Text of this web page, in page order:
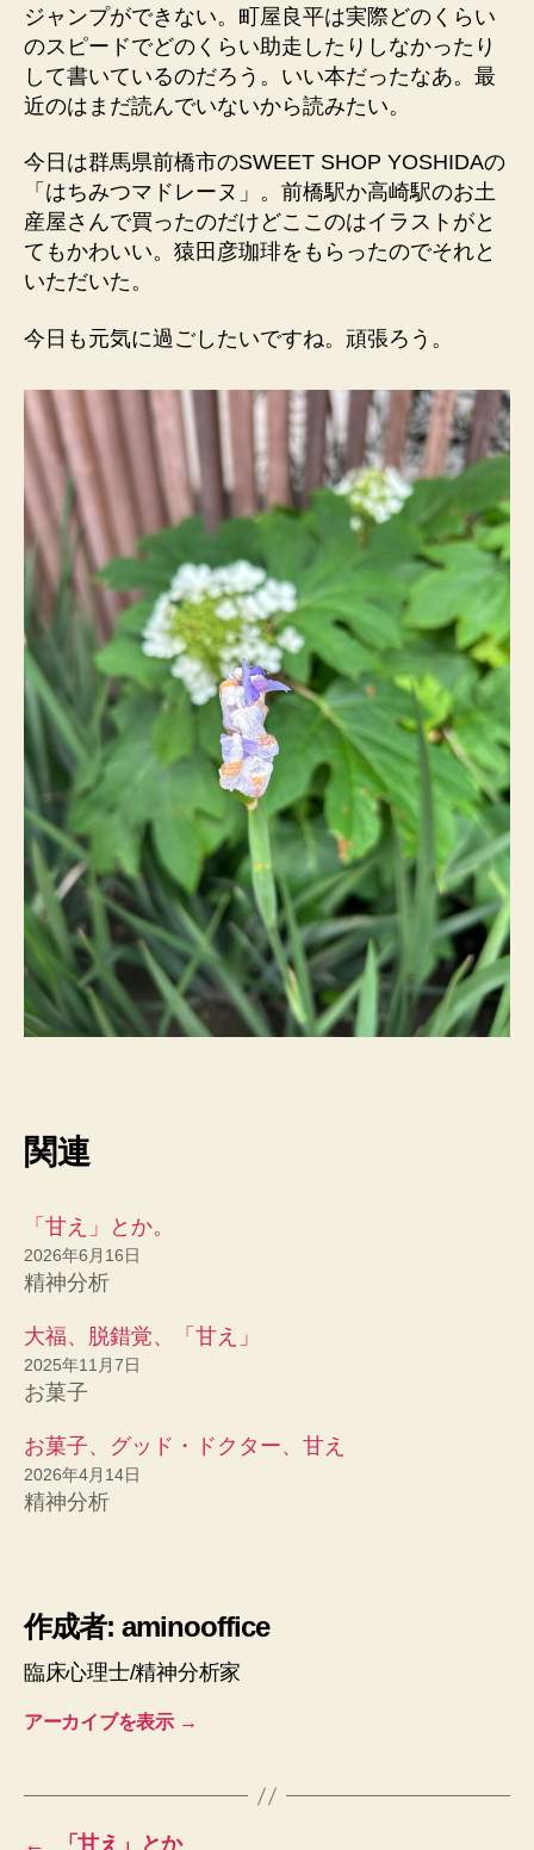
ジャンプができない。町屋良平は実際どのくらい
のスピードでどのくらい助走したりしなかったり
して書いているのだろう。いい本だったなあ。最
近のはまだ読んでいないから読みたい。
今日は群馬県前橋市のSWEET SHOP YOSHIDAの
「はちみつマドレーヌ」。前橋駅か高崎駅のお土
産屋さんで買ったのだけどここのはイラストがと
てもかわいい。猿田彦珈琲をもらったのでそれと
いただいた。
今日も元気に過ごしたいですね。頑張ろう。
関連
「甘え」とか。
2026年6月16日
精神分析
大福、脱錯覚、「甘え」
2025年11月7日
お菓子
お菓子、グッド・ドクター、甘え
2026年4月14日
精神分析
作成者: aminooffice
臨床心理士/精神分析家
アーカイブを表示 →
← 「甘え」とか